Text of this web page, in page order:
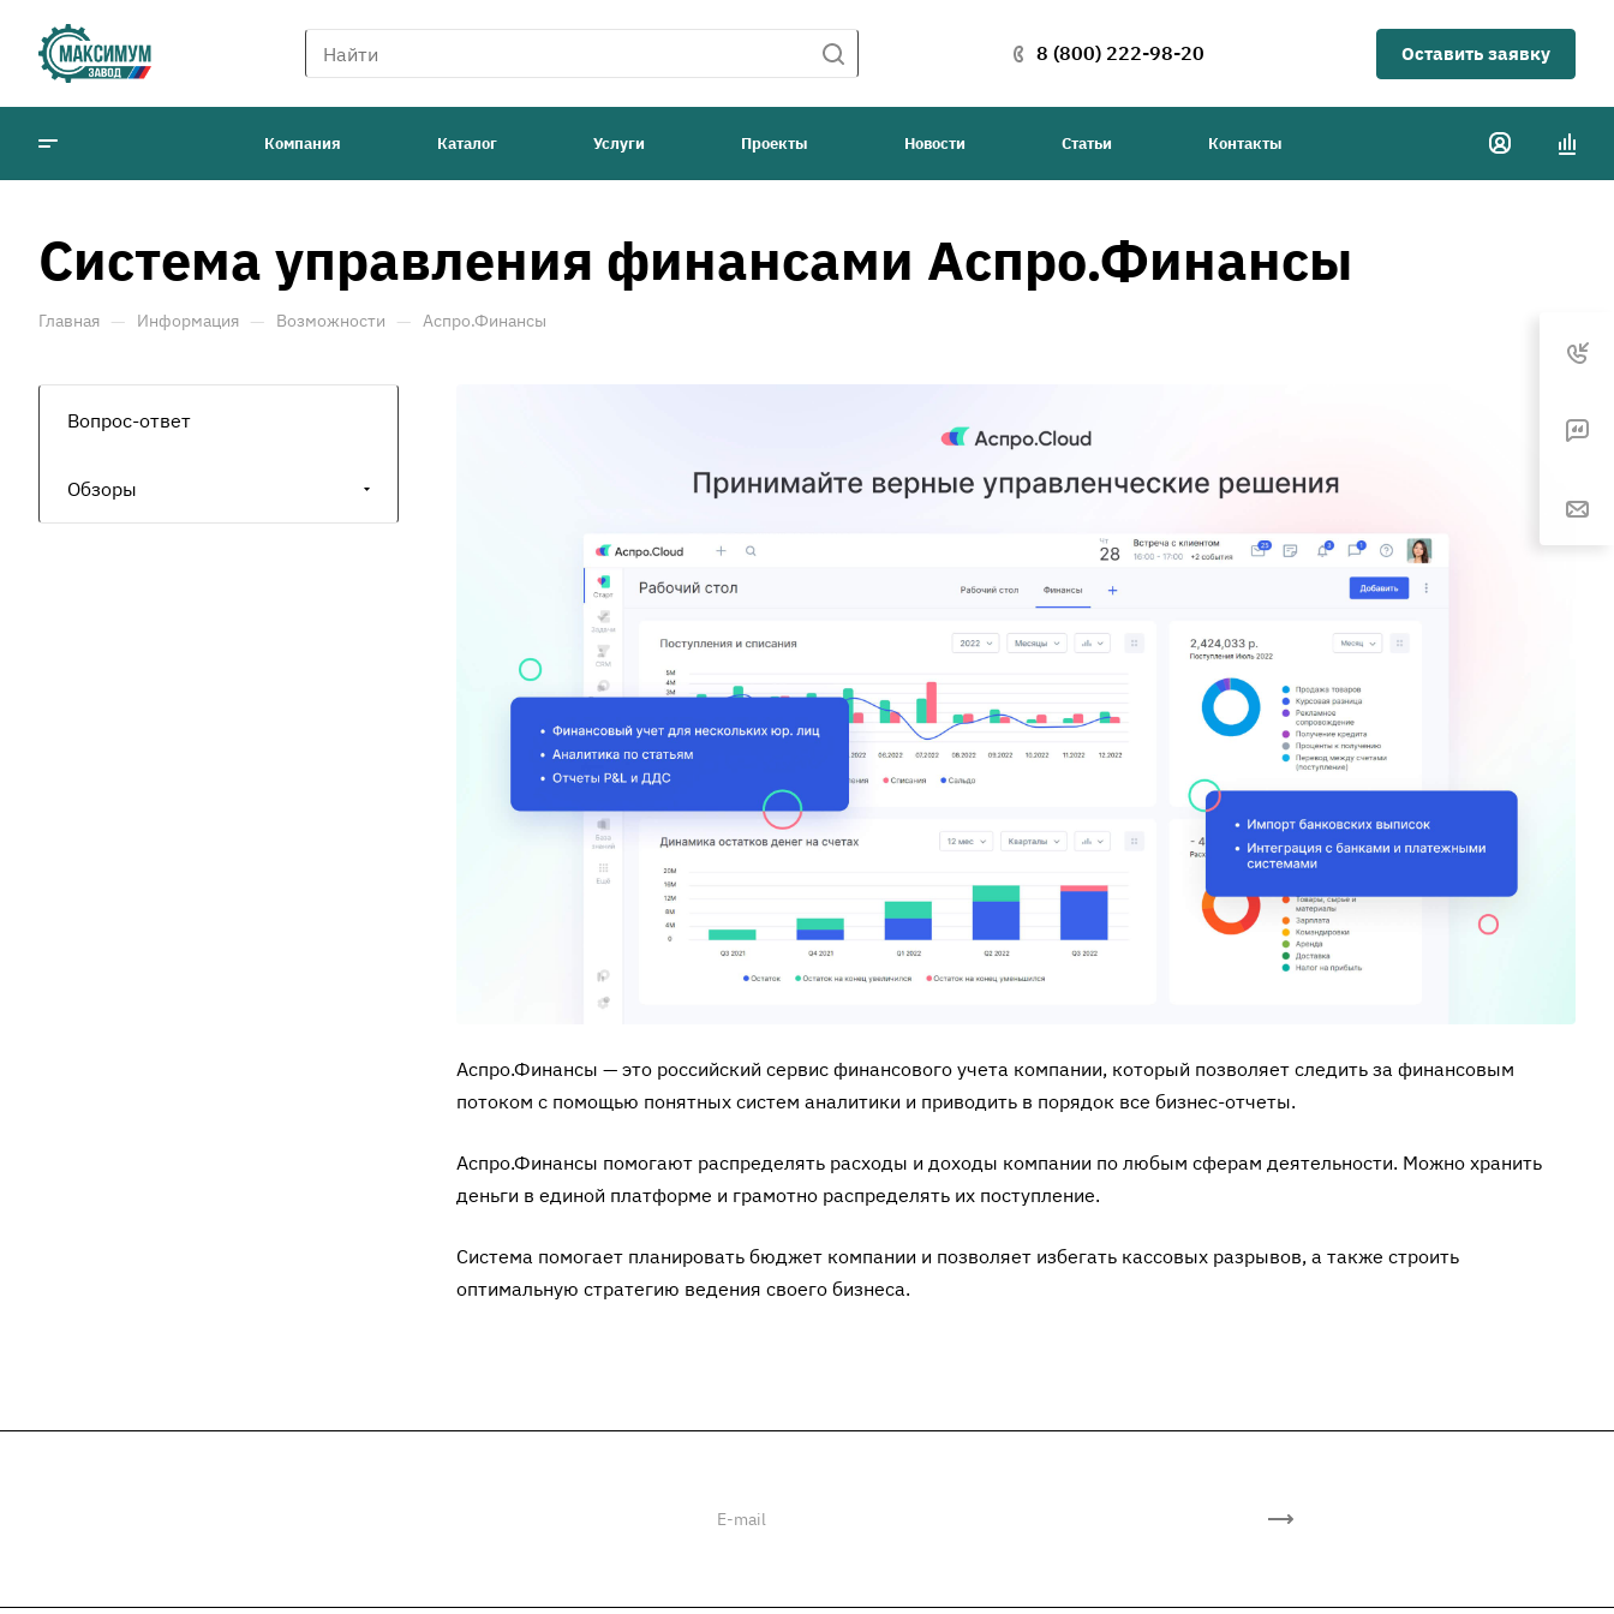
8 (800) 222-98-20 Оставить заявку
Компания Каталог Услуги Проекты Новости Статьи Контакты
Система управления финансами Аспро.Финансы
Главная — Информация — Возможности — Аспро.Финансы
Аспро.Финансы — это российский сервис финансового учета компании, который позволяет следить за финансовым
потоком с помощью понятных систем аналитики и приводить в порядок все бизнес-отчеты.
Аспро.Финансы помогают распределять расходы и доходы компании по любым сферам деятельности. Можно хранить
деньги в единой платформе и грамотно распределять их поступление.
Система помогает планировать бюджет компании и позволяет избегать кассовых разрывов, а также строить
оптимальную стратегию ведения своего бизнеса.
Вопрос-ответ
Обзоры